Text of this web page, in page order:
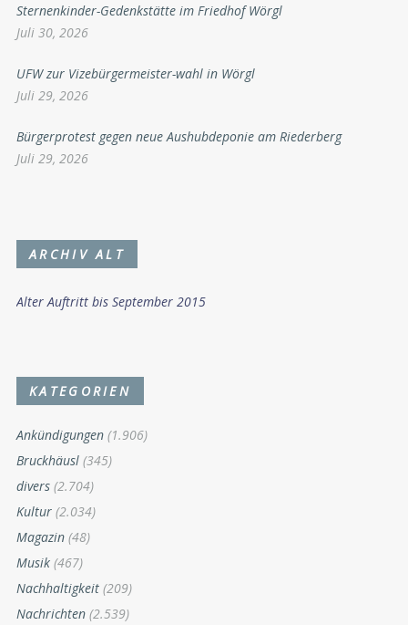
Sternenkinder-Gedenkstätte im Friedhof Wörgl
Juli 30, 2026
UFW zur Vizebürgermeister-wahl in Wörgl
Juli 29, 2026
Bürgerprotest gegen neue Aushubdeponie am Riederberg
Juli 29, 2026
ARCHIV ALT
Alter Auftritt bis September 2015
KATEGORIEN
Ankündigungen (1.906)
Bruckhäusl (345)
divers (2.704)
Kultur (2.034)
Magazin (48)
Musik (467)
Nachhaltigkeit (209)
Nachrichten (2.539)